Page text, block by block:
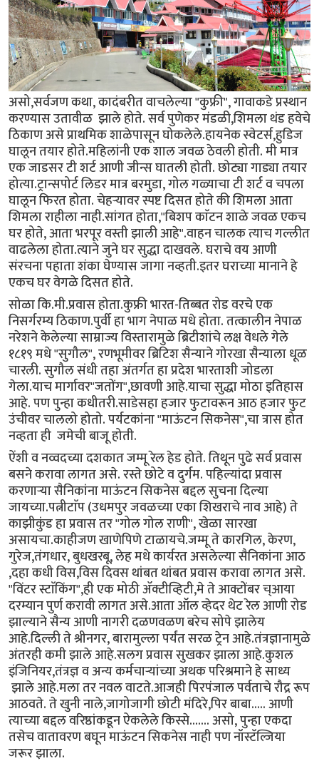
असो,सर्वजण कथा, कादंबरीत वाचलेल्या "कुफ्री", गावाकडे प्रस्थान
करण्यास उतावीळ झाले होते. सर्व पुणेकर मंडळी,शिमला थंड हवेचे
ठिकाण असे प्राथमिक शाळेपासून घोकलेले.हायनेक स्वेटर्स,हुडिज
घालून तयार होते.महिलांनी एक शाल जवळ ठेवली होती. मी मात्र
एक जाडसर टी शर्ट आणी जीन्स घातली होती. छोट्या गाड्या तयार
होत्या.ट्रान्सपोर्ट लिडर मात्र बरमुडा, गोल गळ्याचा टी शर्ट व चपला
घालून फिरत होता. चेहर्‍यावर स्पष्ट दिसत होते की शिमला आता
शिमला राहीला नाही.सांगत होता,"बिशप काॅटन शाळे जवळ एकच
घर होते, आता भरपूर वस्ती झाली आहे".वाहन चालक त्याच गल्लीत
वाढलेला होता.त्याने जुने घर सुद्धा दाखवले. घराचे वय आणी
संरचना पहाता शंका घेण्यास जागा नव्हती.इतर घराच्या मानाने हे
एकच घर वेगळे दिसत होते.
सोळा कि.मी.प्रवास होता.कुफ्री भारत-तिब्बत रोड वरचे एक
निसर्गरम्य ठिकाण.पुर्वी हा भाग नेपाळ मधे होता. तत्कालीन नेपाळ
नरेशने केलेल्या साम्राज्य विस्तारामुळे ब्रिटीशांचे लक्ष वेधले गेले
१८१९ मधे "सुगौल", रणभूमीवर ब्रिटिश सैन्याने गोरखा सैन्याला धूळ
चारली. सुगौल संधी तहा अंतर्गत हा प्रदेश भारताशी जोडला
गेला.याच मार्गावर"जतोंग",छावणी आहे.याचा सुद्धा मोठा इतिहास
आहे. पण पुन्हा कधीतरी.साडेसहा हजार फुटावरून आठ हजार फुट
उंचीवर चाललो होतो. पर्यटकांना "माऊंटन सिकनेस",चा त्रास होत
नव्हता ही जमेची बाजू होती.
ऐंशी व नव्वदच्या दशकात जम्मू रेल हेड होते. तिथून पुढे सर्व प्रवास
बसने करावा लागत असे. रस्ते छोटे व दुर्गम. पहिल्यांदा प्रवास
करणाऱ्या सैनिकांना माऊंटन सिकनेस बद्दल सुचना दिल्या
जायच्या.पत्नीटाॅप (उधमपुर जवळच्या एका शिखराचे नाव आहे) ते
काझीकुंड हा प्रवास तर "गोल गोल राणी", खेळा सारखा
असायचा.काहीजण खाणेपिणे टाळायचे.जम्मू ते कारगिल, केरण,
गुरेज,तंगधार, बुधखरबू, लेह मधे कार्यरत असलेल्या सैनिकांना आठ
,दहा कधी विस,विस दिवस थांबत थांबत प्रवास करावा लागत असे.
"विंटर स्टाॅकिंग",ही एक मोठी ॲक्टीव्हिटी,मे ते आक्टोंबर च्आया
दरम्यान पुर्ण करावी लागत असे.आता ऑल व्हेदर थेट रेल आणी रोड
झाल्याने सैन्य आणी नागरी दळणवळण बरेच सोपे झालेय
आहे.दिल्ली ते श्रीनगर, बारामुल्ला पर्यंत सरळ ट्रेन आहे.तंत्रज्ञानामुळे
अंतरही कमी झाले आहे.सलग प्रवास सुखकर झाला आहे.कुशल
इंजिनियर,तंत्रज्ञ व अन्य कर्मचाऱ्यांच्या अथक परिश्रमाने हे साध्य
झाले आहे.मला तर नवल वाटते.आजही पिरपंजाल पर्वताचे रौद्र रूप
आठवते. ते खुनी नाले,जागोजागी छोटी मंदिरे,पिर बाबा..... आणी
त्याच्या बद्दल वरिष्ठांकडून ऐकलेले किस्से....... असो, पुन्हा एकदा
तसेच वातावरण बघून माऊंटन सिकनेस नाही पण नॉस्टॅल्जिया
जरूर झाला.